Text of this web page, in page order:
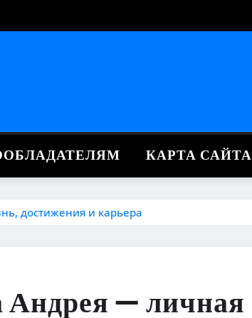
КАРТА САЙТА
достижения и карьера
— личная